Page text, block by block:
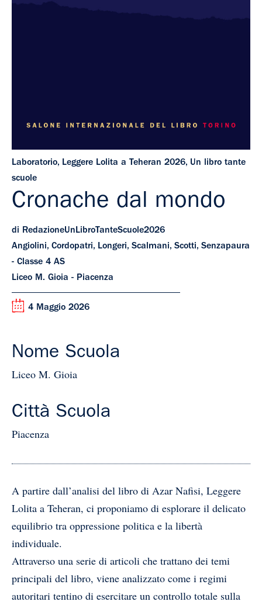
Laboratorio, Leggere Lolita a Teheran 2026, Un libro tante
scuole
Cronache dal mondo
di RedazioneUnLibroTanteScuole2026
Angiolini, Cordopatri, Longeri, Scalmani, Scotti, Senzapaura
- Classe 4 AS
Liceo M. Gioia - Piacenza
4 Maggio 2026
Nome Scuola
Liceo M. Gioia
Città Scuola
Piacenza
A partire dall’analisi del libro di Azar Nafisi, Leggere
Lolita a Teheran, ci proponiamo di esplorare il delicato
equilibrio tra oppressione politica e la libertà
individuale.
Attraverso una serie di articoli che trattano dei temi
principali del libro, viene analizzato come i regimi
autoritari tentino di esercitare un controllo totale sulla